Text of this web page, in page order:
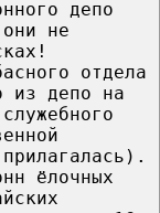
депо
не
отдела
из депо на
ёлочных